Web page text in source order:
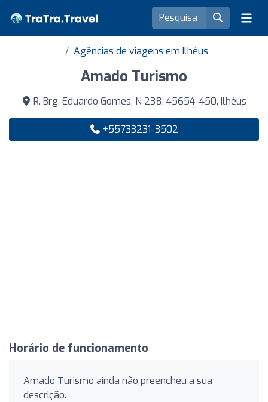
Agências de viagens em Ilhéus
Amado Turismo
R. Brg. Eduardo Gomes, N 238, 45654-450, Ilhéus
+55733231-3502
Horário de funcionamento
Amado Turismo ainda não preencheu a sua
descrição.